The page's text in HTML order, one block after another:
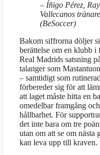
– Íñigo Pérez,
Vallecanos tränare
(BeSoccer)
Bakom siffrorna döljer
berättelse om en klubb i
Real Madrids satsning
talanger som
– samtidigt som
förbereder sig för att
att laget måste hitta en
omedelbar framgång
hållbarhet. För
det inte bara om tre
utan om att se om nästa
kan leva upp till kraven.